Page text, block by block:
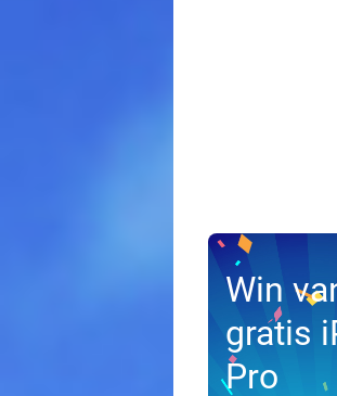
Win
gratis
Pro